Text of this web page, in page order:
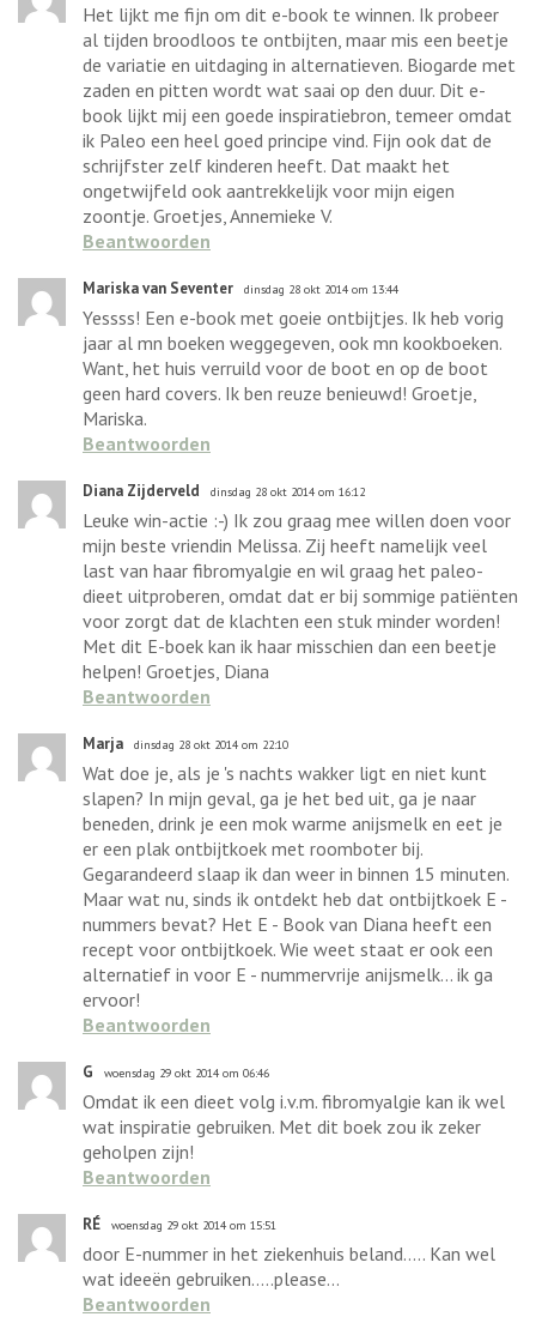
Het lijkt me fijn om dit e-book te winnen. Ik probeer
al tijden broodloos te ontbijten, maar mis een beetje
de variatie en uitdaging in alternatieven. Biogarde met
zaden en pitten wordt wat saai op den duur. Dit e-
book lijkt mij een goede inspiratiebron, temeer omdat
ik Paleo een heel goed principe vind. Fijn ook dat de
schrijfster zelf kinderen heeft. Dat maakt het
ongetwijfeld ook aantrekkelijk voor mijn eigen
zoontje. Groetjes, Annemieke V.
Beantwoorden
Mariska van Seventer dinsdag 28 okt 2014 om 13:44
Yessss! Een e-book met goeie ontbijtjes. Ik heb vorig
jaar al mn boeken weggegeven, ook mn kookboeken.
Want, het huis verruild voor de boot en op de boot
geen hard covers. Ik ben reuze benieuwd! Groetje,
Mariska.
Beantwoorden
Diana Zijderveld dinsdag 28 okt 2014 om 16:12
Leuke win-actie :-) Ik zou graag mee willen doen voor
mijn beste vriendin Melissa. Zij heeft namelijk veel
last van haar fibromyalgie en wil graag het paleo-
dieet uitproberen, omdat dat er bij sommige patiënten
voor zorgt dat de klachten een stuk minder worden!
Met dit E-boek kan ik haar misschien dan een beetje
helpen! Groetjes, Diana
Beantwoorden
Marja dinsdag 28 okt 2014 om 22:10
Wat doe je, als je 's nachts wakker ligt en niet kunt
slapen? In mijn geval, ga je het bed uit, ga je naar
beneden, drink je een mok warme anijsmelk en eet je
er een plak ontbijtkoek met roomboter bij.
Gegarandeerd slaap ik dan weer in binnen 15 minuten.
Maar wat nu, sinds ik ontdekt heb dat ontbijtkoek E -
nummers bevat? Het E - Book van Diana heeft een
recept voor ontbijtkoek. Wie weet staat er ook een
alternatief in voor E - nummervrije anijsmelk... ik ga
ervoor!
Beantwoorden
G woensdag 29 okt 2014 om 06:46
Omdat ik een dieet volg i.v.m. fibromyalgie kan ik wel
wat inspiratie gebruiken. Met dit boek zou ik zeker
geholpen zijn!
Beantwoorden
RÉ woensdag 29 okt 2014 om 15:51
door E-nummer in het ziekenhuis beland..... Kan wel
wat ideeën gebruiken.....please...
Beantwoorden